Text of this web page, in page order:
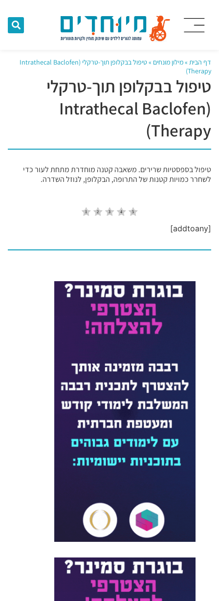
דף הבית »מילון מונחים »
טיפול בבקלופן תוך-טרקלי (Intrathecal Baclofen
Therapy)
טיפול בבקלופן תוך-טרקלי
(Intrathecal Baclofen
Therapy)
טיפול בספסטיות שרירים. משאבה קטנה מוחדרת מתחת לעור כדי
לשחרר כמויות קטנות של התרופה, הבקלופן, לנוזל השדרה.
[addtoany]